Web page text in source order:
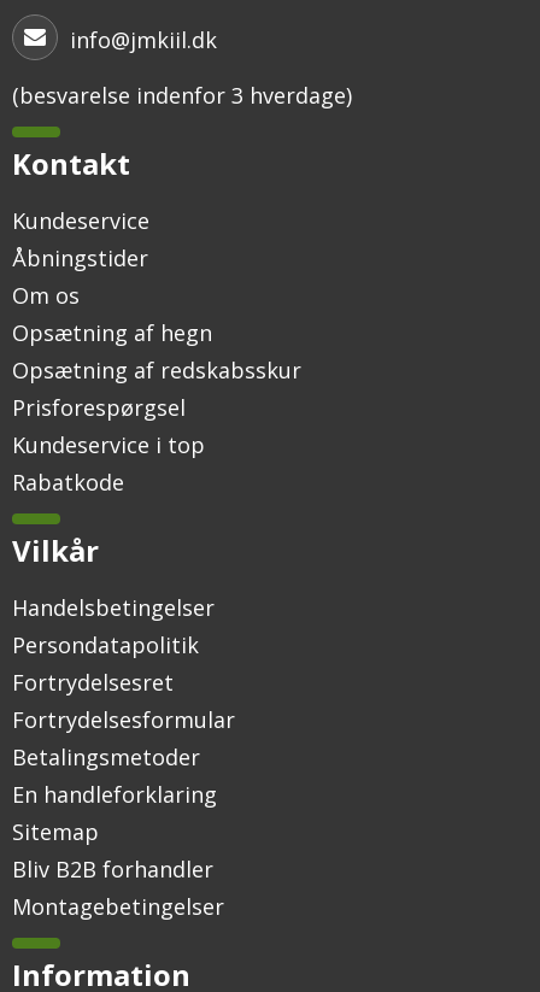
info@jmkiil.dk
(besvarelse indenfor 3 hverdage)
Kontakt
Kundeservice
Åbningstider
Om os
Opsætning af hegn
Opsætning af redskabsskur
Prisforespørgsel
Kundeservice i top
Rabatkode
Vilkår
Handelsbetingelser
Persondatapolitik
Fortrydelsesret
Fortrydelsesformular
Betalingsmetoder
En handleforklaring
Sitemap
Bliv B2B forhandler
Montagebetingelser
Information